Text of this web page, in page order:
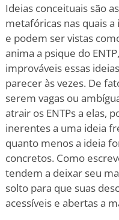
Ideias conceituais são
metafóricas nas quais
e podem ser vistas
anima a psique do
improváveis essas
parecer às vezes. De
serem vagas ou
atrair os ENTPs a elas,
inerentes a uma ideia
quanto menos a ideia
concretos. Como
tendem a deixar seu
solto para que suas
acessíveis e abertas a